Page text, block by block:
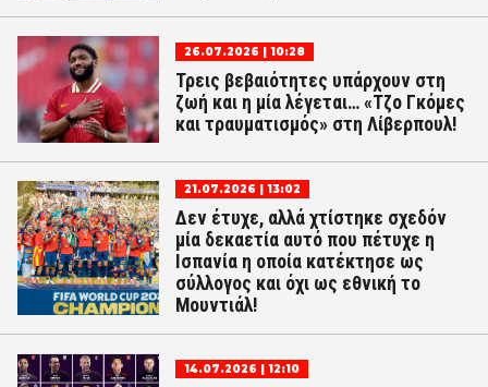
26.07.2026 | 10:28
Τρεις βεβαιότητες υπάρχουν στη
ζωή και η μία λέγεται… «Τζο Γκόμες
και τραυματισμός» στη Λίβερπουλ!
21.07.2026 | 13:02
Δεν έτυχε, αλλά χτίστηκε σχεδόν
μία δεκαετία αυτό που πέτυχε η
Ισπανία η οποία κατέκτησε ως
σύλλογος και όχι ως εθνική το
Μουντιάλ!
14.07.2026 | 12:10